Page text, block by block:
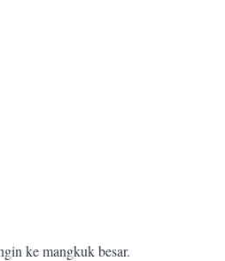
ke mangkuk besar.